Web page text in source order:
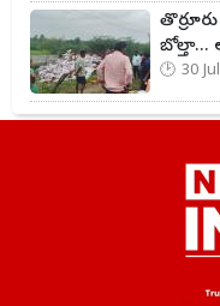
బోల్తా...
30